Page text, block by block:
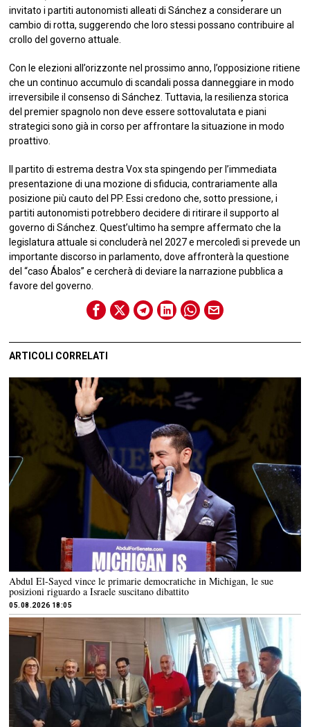
invitato i partiti autonomisti alleati di Sánchez a considerare un
cambio di rotta, suggerendo che loro stessi possano contribuire al
crollo del governo attuale.
Con le elezioni all’orizzonte nel prossimo anno, l’opposizione ritiene
che un continuo accumulo di scandali possa danneggiare in modo
irreversibile il consenso di Sánchez. Tuttavia, la resilienza storica
del premier spagnolo non deve essere sottovalutata e piani
strategici sono già in corso per affrontare la situazione in modo
proattivo.
Il partito di estrema destra Vox sta spingendo per l’immediata
presentazione di una mozione di sfiducia, contrariamente alla
posizione più cauto del PP. Essi credono che, sotto pressione, i
partiti autonomisti potrebbero decidere di ritirare il supporto al
governo di Sánchez. Quest’ultimo ha sempre affermato che la
legislatura attuale si concluderà nel 2027 e mercoledì si prevede un
importante discorso in parlamento, dove affronterà la questione
del “caso Ábalos” e cercherà di deviare la narrazione pubblica a
favore del governo.
ARTICOLI CORRELATI
Abdul El-Sayed vince le primarie democratiche in Michigan, le sue
posizioni riguardo a Israele suscitano dibattito
05.08.2026 18:05